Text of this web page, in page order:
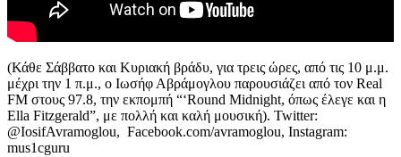
(Κάθε Σάββατο και Κυριακή βράδυ, για τρεις ώρες, από τις 10 μ.μ.
μέχρι την 1 π.μ., ο Ιωσήφ Αβράμογλου παρουσιάζει από τον Real
FM στους 97.8, την εκπομπή “‘Round Midnight, όπως έλεγε και η
Ella Fitzgerald”, με πολλή και καλή μουσική). Twitter:
@IosifAvramoglou, Facebook.com/avramoglou, Instagram:
mus1cguru